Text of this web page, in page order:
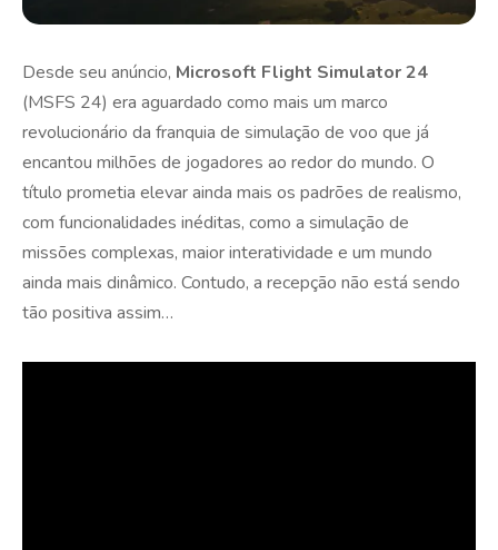
Desde seu anúncio, Microsoft Flight Simulator 24
(MSFS 24) era aguardado como mais um marco
revolucionário da franquia de simulação de voo que já
encantou milhões de jogadores ao redor do mundo. O
título prometia elevar ainda mais os padrões de realismo,
com funcionalidades inéditas, como a simulação de
missões complexas, maior interatividade e um mundo
ainda mais dinâmico. Contudo, a recepção não está sendo
tão positiva assim…